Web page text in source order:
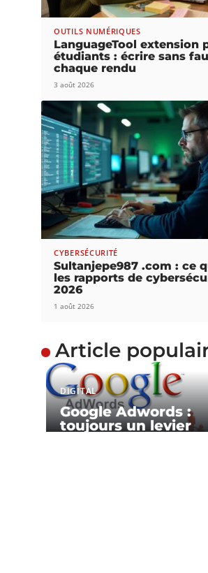
OUTILS NUMÉRIQUES
LanguageTool extension
étudiants : écrire sans
chaque rendu
3 août 2026
CYBERSÉCURITÉ
Sultanjepe987 .com : ce
les rapports de
2026
1 août 2026
Article
DIGITAL
Google Adwords :
toujours un levier